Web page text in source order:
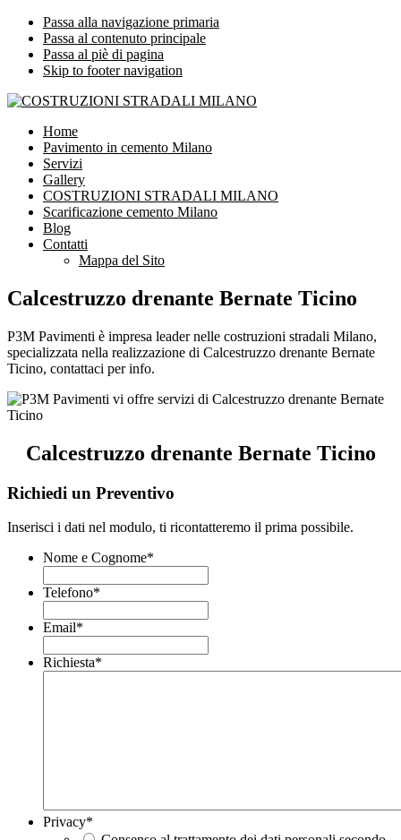
Passa alla navigazione primaria
Passa al contenuto principale
Passa al piè di pagina
Skip to footer navigation
COSTRUZIONI STRADALI MILANO
Impresa leader nelle costruzioni stradali Milano
Home
Pavimento in cemento Milano
Servizi
Gallery
COSTRUZIONI STRADALI MILANO
Scarificazione cemento Milano
Blog
Contatti
Mappa del Sito
Calcestruzzo drenante Bernate Ticino
P3M Pavimenti è impresa leader nelle costruzioni stradali Milano,
specializzata nella realizzazione di Calcestruzzo drenante Bernate
Ticino, contattaci per info.
Calcestruzzo drenante Bernate Ticino
Richiedi un Preventivo
Inserisci i dati nel modulo, ti ricontatteremo il prima possibile.
Nome e Cognome*
Telefono*
Email*
Richiesta*
Privacy*